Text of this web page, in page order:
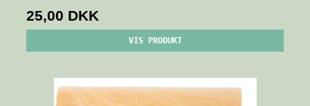
25,00 DKK
VIS PRODUKT